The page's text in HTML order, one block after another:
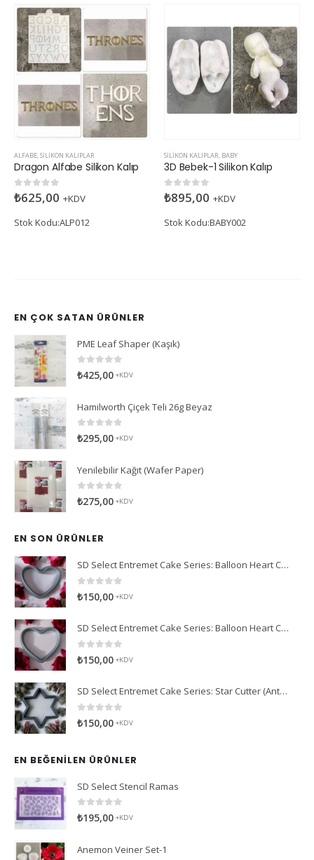
ALFABE,SILIKON KALIPLAR
Dragon Alfabe Silikon Kalıp
05 üzerinden
₺625,00 +KDV
Stok Kodu:ALP012
SILIKON KALIPLAR, BABY
3D Bebek-1 Silikon Kalıp
05 üzerinden
₺895,00 +KDV
Stok Kodu:BABY002
EN ÇOK SATAN ÜRÜNLER
PME Leaf Shaper (Kaşık)
0 5 üzerinden
₺425,00 +KDV
Hamilworth Çiçek Teli 26g Beyaz
0 5 üzerinden
₺295,00 +KDV
Yenilebilir Kağıt (Wafer Paper)
0 5 üzerinden
₺275,00 +KDV
EN SON ÜRÜNLER
SD Select Entremet Cake Series: Balloon Heart Cutter Small Cutter (Antreme Pasta Serisi: Balon Kalp Kesici)
0 5 üzerinden
₺150,00 +KDV
SD Select Entremet Cake Series: Balloon Heart Cutter Cutter (Antreme Pasta Serisi: Balon Kalp Kesici)
0
₺150,00 +KDV
SD Select Entremet Cake Series: Star Cutter (Antreme Pasta Serisi: Yıldız Kesici)
0
₺150,00 +KDV
EN BEĞENILEN ÜRÜNLER
SD Select Stencil Ramas
0 5 üzerinden
₺195,00 +KDV
Anemon Veiner Set-1